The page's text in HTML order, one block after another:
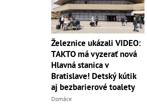
Železnice ukázali VIDEO:
TAKTO má vyzerať nová
Hlavná stanica v
Bratislave! Detský kútik
aj bezbarierové toalety
Domáce